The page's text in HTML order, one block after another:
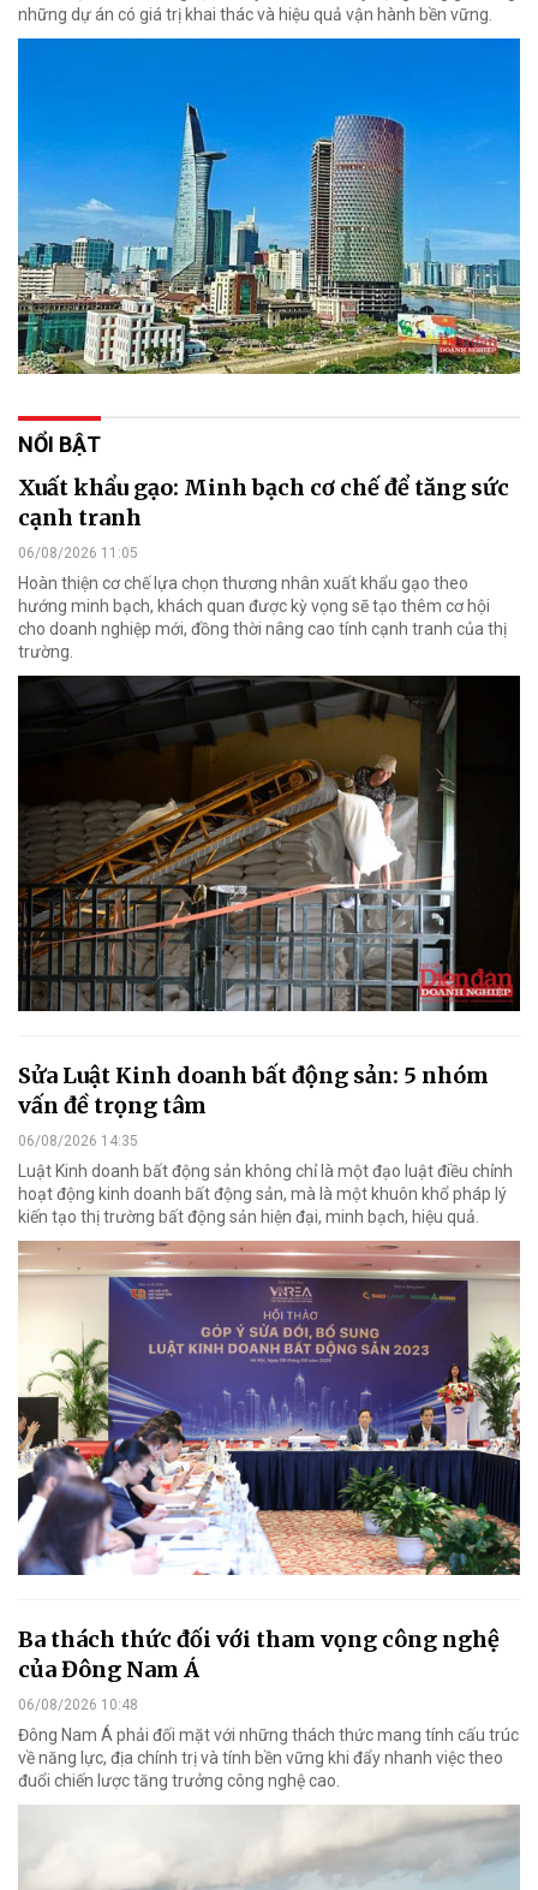
những dự án có giá trị khai thác và hiệu quả vận hành bền vững.
NỔI BẬT
Xuất khẩu gạo: Minh bạch cơ chế để tăng sức
cạnh tranh
06/08/2026 11:05
Hoàn thiện cơ chế lựa chọn thương nhân xuất khẩu gạo theo
hướng minh bạch, khách quan được kỳ vọng sẽ tạo thêm cơ hội
cho doanh nghiệp mới, đồng thời nâng cao tính cạnh tranh của thị
trường.
Sửa Luật Kinh doanh bất động sản: 5 nhóm
vấn đề trọng tâm
06/08/2026 14:35
Luật Kinh doanh bất động sản không chỉ là một đạo luật điều chỉnh
hoạt động kinh doanh bất động sản, mà là một khuôn khổ pháp lý
kiến tạo thị trường bất động sản hiện đại, minh bạch, hiệu quả.
Ba thách thức đối với tham vọng công nghệ
của Đông Nam Á
06/08/2026 10:48
Đông Nam Á phải đối mặt với những thách thức mang tính cấu trúc
về năng lực, địa chính trị và tính bền vững khi đẩy nhanh việc theo
đuổi chiến lược tăng trưởng công nghệ cao.